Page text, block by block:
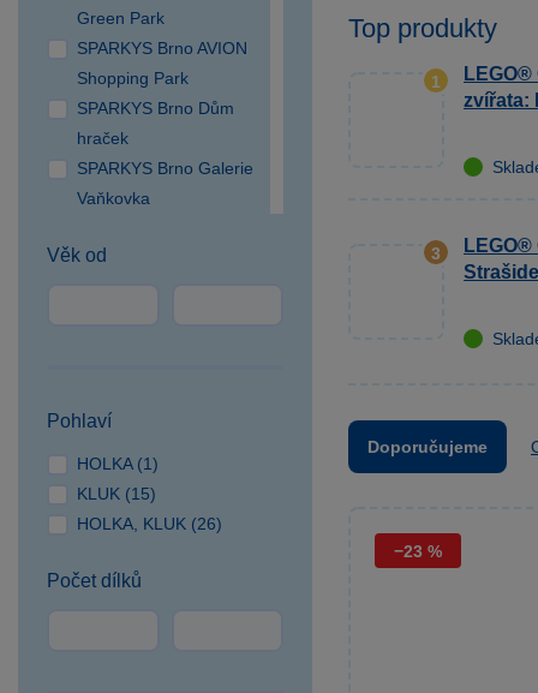
Green Park
SPARKYS Brno AVION
Shopping Park
SPARKYS Brno Dům
hraček
SPARKYS Brno Galerie
Vaňkovka
Campus Square
Budějovice NC Géčko
SPEKTRUM
SPARKYS Cheb
SPARKYS Hradec
SPARKYS Jihlava
Věk od
Pohlaví
HOLKA (1)
KLUK (15)
HOLKA, KLUK (26)
Počet dílků
Top produkty
1
LEGO®
zvířata:
3
LEGO®
Doporučujeme
−23 %